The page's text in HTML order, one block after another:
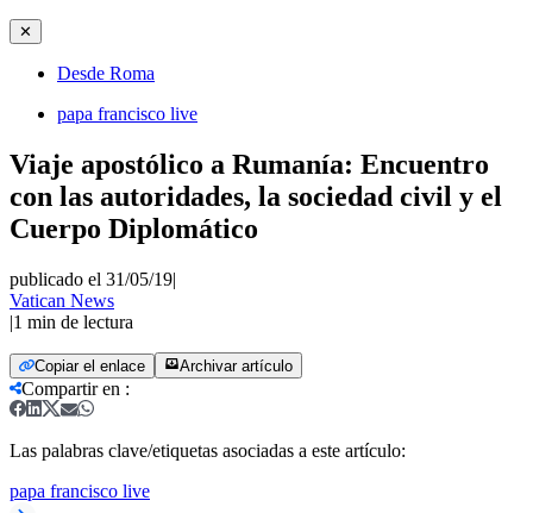
✕
Desde Roma
papa francisco live
Viaje apostólico a Rumanía: Encuentro
con las autoridades, la sociedad civil y el
Cuerpo Diplomático
publicado el 31/05/19|
Vatican News
|1 min de lectura
Copiar el enlace Archivar artículo
Compartir en :
Las palabras clave/etiquetas asociadas a este artículo:
papa francisco live